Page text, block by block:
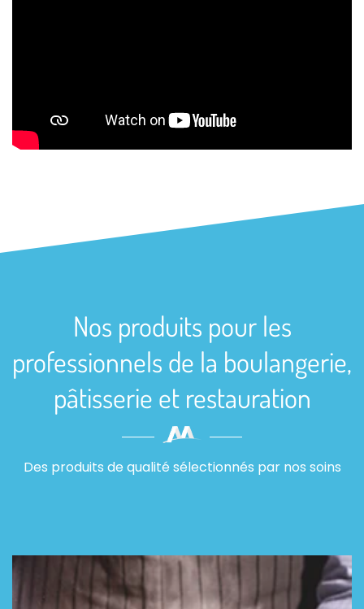
Nos produits pour les
professionnels de la boulangerie,
pâtisserie et restauration
Des produits de qualité sélectionnés par nos soins